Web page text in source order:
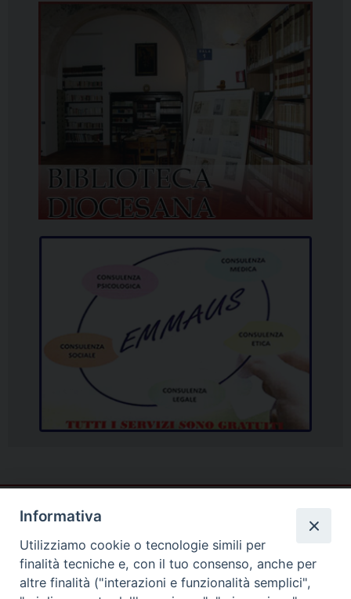
Informativa
Utilizziamo cookie o tecnologie simili per
finalità tecniche e, con il tuo consenso, anche per
altre finalità ("interazioni e funzionalità semplici",